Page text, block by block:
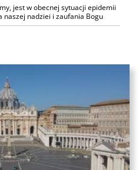
jest w obecnej sytuacji epidemii
naszej nadziei i zaufania Bogu